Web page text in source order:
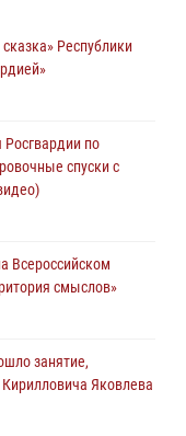
оружия
Росгвардии за
занятие,
Яковлева
Республики
работы
приняли участие в
Республики
по
спуски с
Всероссийском
смыслов»
занятие,
Яковлева